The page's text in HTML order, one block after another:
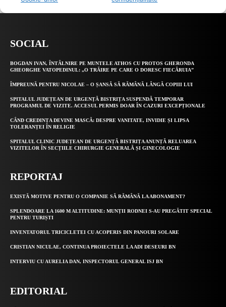
SOCIAL
BOGDAN IVAN, ÎNTÂLNIRE PE MUNTELE ATHOS CU PROTOS GHERONDA
GHEORGHE VATOPEDINUL: „O TRĂIRE PE CARE O DORESC FIECĂRUIA”
ÎMPREUNĂ PENTRU NICOLAE – O ȘANSĂ SĂ RĂMÂNĂ LÂNGĂ COPIII LUI
SPITALUL JUDEȚEAN DE URGENȚĂ BISTRIȚA SUSPENDĂ TEMPORAR
PROGRAMUL DE VIZITE. ACCESUL PERMIS DOAR ÎN CAZURI EXCEPȚIONALE
CÂND CREDINȚA DEVINE MASCĂ: DESPRE VANITATE, INVIDIE ȘI LIPSA
TOLERANȚEI ÎN RELIGIE
SPITALUL CLINIC JUDEȚEAN DE URGENȚĂ BISTRIȚA ANUNȚĂ RELUAREA
VIZITELOR ÎN SECȚIILE CHIRURGIE GENERALĂ ȘI GINECOLOGIE
REPORTAJ
EXISTĂ MOTIVE PENTRU O COMPANIE SĂ RĂMÂNĂ LA ABONAMENT?
SPLENDOARE LA 1600 M ALTITUDINE: MUNȚII RODNEI S-AU PREGĂTIT SPECIAL
PENTRU TURIȘTI
INVENTATORUL TRICICLETEI CU ACOPERIS DIN PANOURI SOLARE
CRISTIAN NICULAE, CONTINUA PROIECTELE LA ADI DESEURI BN
INTERVIU CU AURELIA DAN, INSPECTORUL GENERAL ISJ BN
EDITORIAL